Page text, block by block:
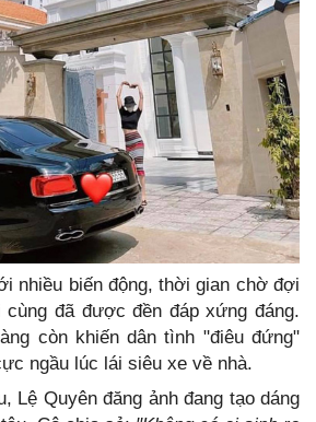
nhiều biến động, thời gian chờ đợi
cùng đã được đền đáp xứng đáng.
còn khiến dân tình "điêu đứng"
ngầu lúc lái siêu xe về nhà.
Lệ Quyên đăng ảnh đang tạo dáng